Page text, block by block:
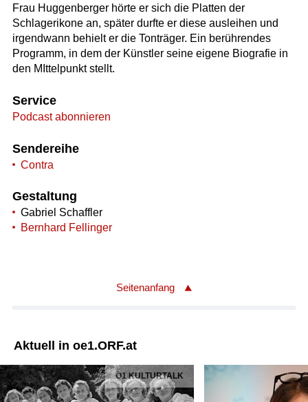
Frau Huggenberger hörte er sich die Platten der
Schlagerikone an, später durfte er diese ausleihen und
irgendwann behielt er die Tonträger. Ein berührendes
Programm, in dem der Künstler seine eigene Biografie in
den MIttelpunkt stellt.
Service
Podcast abonnieren
Sendereihe
Contra
Gestaltung
Gabriel Schaffler
Bernhard Fellinger
Seitenanfang
Aktuell in oe1.ORF.at
Ö1 KULTURTALK